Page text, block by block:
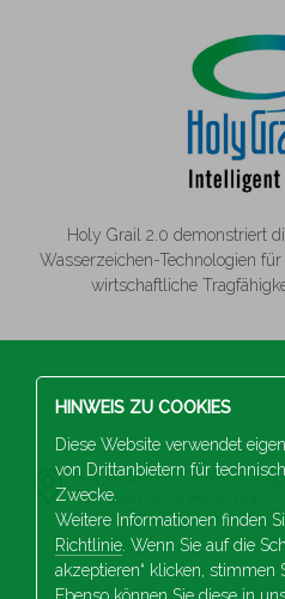
Holy Grail 2.0 demonstriert
Wasserzeichen-Technologien
wirtschaftliche
S.A Industrias Celulosa
San Juan de la Peña, 144
50015 Saragossa (SPANIEN)
+34 976 103 100
HINWEIS ZU COOKIES
Diese Website verwendet
von Drittanbietern für
Zwecke.
Weitere Informationen finden
Richtlinie . Wenn Sie auf die
akzeptieren“ klicken, stimmen